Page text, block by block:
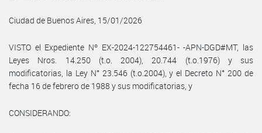
Ciudad de Buenos Aires, 15/01/2026
VISTO el Expediente Nº EX-2024-122754461- -APN-DGD#MT, las
Leyes Nros. 14.250 (t.o. 2004), 20.744 (t.o.1976) y sus
modificatorias, la Ley N° 23.546 (t.o.2004), y el Decreto N° 200 de
fecha 16 de febrero de 1988 y sus modificatorias, y
CONSIDERANDO: